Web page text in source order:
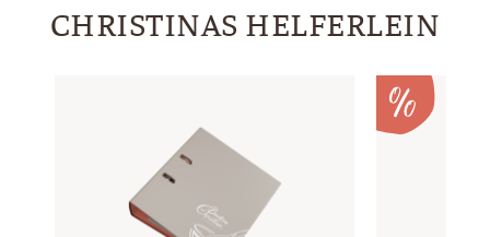
CHRISTINAS HELFERLEIN